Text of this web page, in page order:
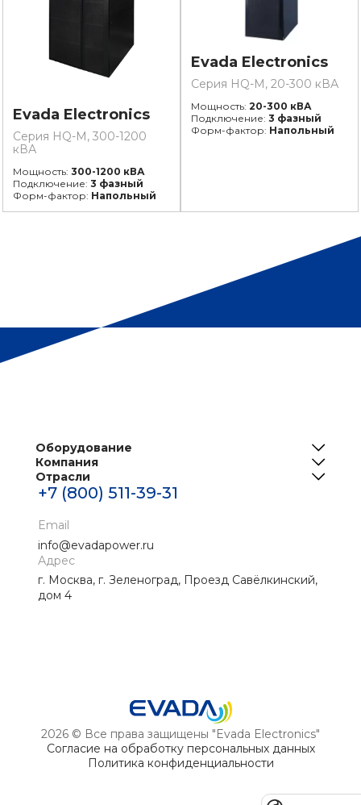
Evada Electronics
Серия HQ-M, 300-1200
кВА
Мощность: 300-1200 кВА
Подключение: 3 фазный
Форм-фактор: Напольный
Evada Electronics
Серия HQ-M, 20-300 кВА
Мощность: 20-300 кВА
Подключение: 3 фазный
Форм-фактор: Напольный
Оборудование
ИБП
Решения для телеком
Компания
О нас
Реализованные проекты
Новости
Контакты
Скачать материалы
Отрасли
Центры обработки данных
Банки
Промышленные ИБП
Медицина
Нефтегаз
+7 (800) 511-39-31
Email
info@evadapower.ru
Адрес
г. Москва, г. Зеленоград, Проезд Савёлкинский,
дом 4
2026 © Все права защищены "Evada Electronics"
Согласие на обработку персональных данных
Политика конфиденциальности